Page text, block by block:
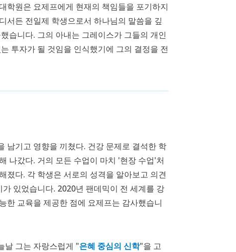
학원은 요제프에게 현재의 책임들을 포기하지
서든 전일제 학생으로서 하나님의 말씀을 깊
습니다. 그의 아내는 그레이스가 그들의 개인
투자가 될 것임을 인식했기에 그의 결정을 전
남기고 영향을 끼쳤다. 건강 문제로 결석한 학
나갔다. 거의 모든 수업이 마치 '현장 수업'처
졌다. 각 학생은 서로의 성격을 알아보고 의견
있었습니다. 2020년 팬데믹이 전 세계를 강
한 교육을 제공한 점에 요제프는 감사했습니
날 그는 자랑스럽게 "은혜 중심의 신학"을 고